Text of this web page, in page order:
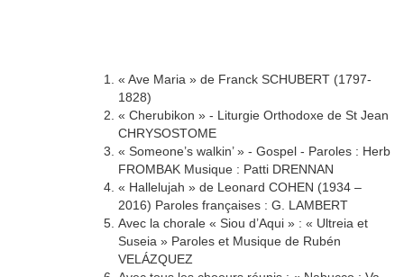
« Ave Maria » de Franck SCHUBERT (1797-
1828)
« Cherubikon » - Liturgie Orthodoxe de St Jean
CHRYSOSTOME
« Someone’s walkin’ » - Gospel - Paroles : Herb
FROMBAK Musique : Patti DRENNAN
« Hallelujah » de Leonard COHEN (1934 –
2016) Paroles françaises : G. LAMBERT
Avec la chorale « Siou d’Aqui » : « Ultreia et
Suseia » Paroles et Musique de Rubén
VELÁZQUEZ